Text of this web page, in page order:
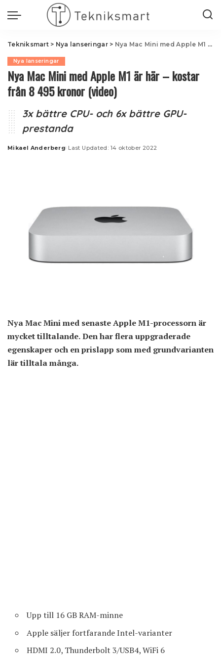
Tekniksmart> Nya lanseringar> Nya Mac Mini med Apple M1 är här – kostar från 8 495 kronor (video)
Nya lanseringar
Nya Mac Mini med Apple M1 är här – kostar
från 8 495 kronor (video)
3x bättre CPU- och 6x bättre GPU-
prestanda
Posted
Mikael Anderberg Last Updated: 14 oktober 2022
Nya Mac Mini med senaste Apple M1-processorn är
mycket tilltalande. Den har flera uppgraderade
egenskaper och en prislapp som med grundvarianten
lär tilltala många.
Upp till 16 GB RAM-minne
Apple säljer fortfarande Intel-varianter
HDMI 2.0, Thunderbolt 3/USB4, WiFi 6